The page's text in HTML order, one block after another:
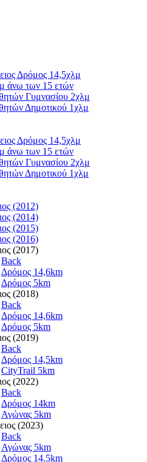
Δρόμος 14,5χλμ
άνω των 15 ετών
Γυμνασίου 2χλμ
Δημοτικού 1χλμ
Δρόμος 14,5χλμ
άνω των 15 ετών
Γυμνασίου 2χλμ
Δημοτικού 1χλμ
(2012)
(2014)
(2015)
(2016)
(2017)
Back
Δρόμος 14,6km
Δρόμος 5km
(2018)
Back
Δρόμος 14,6km
Δρόμος 5km
(2019)
Back
Δρόμος 14,5km
CityTrail 5km
(2022)
Back
Δρόμος 14km
Αγώνας 5km
(2023)
Back
Αγώνας 5km
Δρόμος 14.5km